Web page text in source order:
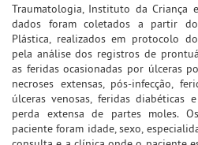
Traumatologia, Instituto da Criança
dados foram coletados a partir
Plástica, realizados em protocolo
pela análise dos registros de
as feridas ocasionadas por úlceras
necroses extensas, pós-infecção,
úlceras venosas, feridas diabéticas
perda extensa de partes moles.
paciente foram idade, sexo,